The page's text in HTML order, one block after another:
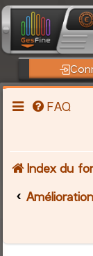
FAQ
Index du